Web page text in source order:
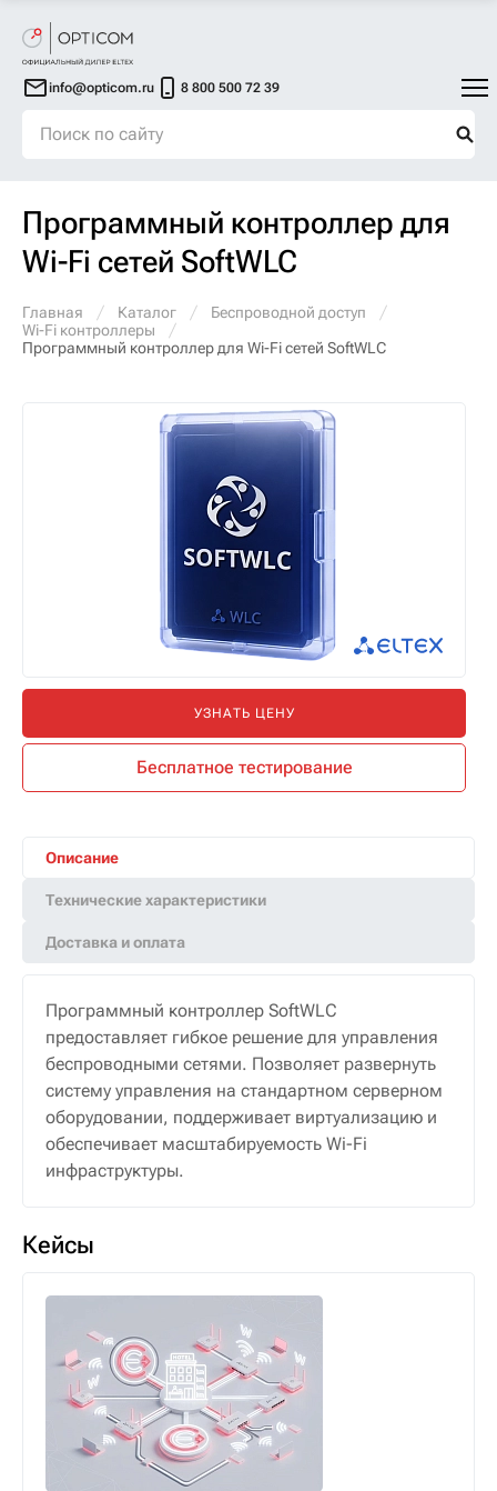
info@opticom.ru 8 800 500 72 39
Программный контроллер для
Wi-Fi сетей SoftWLC
Главная Каталог
Беспроводной доступ
Wi-Fi контроллеры
Программный контроллер для Wi-Fi сетей SoftWLC
УЗНАТЬ ЦЕНУ
Бесплатное тестирование
Описание
Технические характеристики
Доставка и оплата
Программный контроллер SoftWLC
предоставляет гибкое решение для управления
беспроводными сетями. Позволяет развернуть
систему управления на стандартном серверном
оборудовании, поддерживает виртуализацию и
обеспечивает масштабируемость Wi-Fi
инфраструктуры.
Кейсы